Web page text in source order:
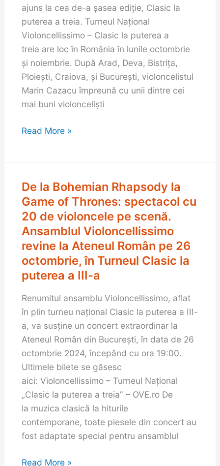
ajuns la cea de-a șasea ediție, Clasic la
puterea a treia. Turneul Naţional
Violoncellissimo – Clasic la puterea a
treia are loc în România în lunile octombrie
şi noiembrie. După Arad, Deva, Bistrița,
Ploiești, Craiova, și București, violoncelistul
Marin Cazacu împreună cu unii dintre cei
mai buni violonceliști
a
6-
a,
continuă
călătoria
prin
țară
la
(1
Iași
(3
noiembrie)
Read More »
De la Bohemian Rhapsody la
Game of Thrones: spectacol cu
20 de violoncele pe scenă.
Ansamblul Violoncellissimo
revine la Ateneul Român pe 26
octombrie, în Turneul Clasic la
puterea a III-a
Renumitul ansamblu Violoncellissimo, aflat
în plin turneu național Clasic la puterea a III-
a, va susține un concert extraordinar la
Ateneul Român din București, în data de 26
octombrie 2024, începând cu ora 19:00.
Ultimele bilete se găsesc
aici: Violoncellissimo – Turneul Național
„Clasic la puterea a treia” – OVE.ro De
la muzica clasică la hiturile
contemporane, toate piesele din concert au
fost adaptate special pentru ansamblul
De
la
Bohemian
Rhapsody
Game
of
Thrones:
spectacol
cu
20
de
violoncele
pe
scenă.
Ansamblul
Violoncellissimo
revine
la
Român
Read More »